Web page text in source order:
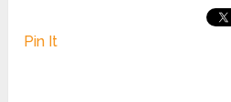
Pin It